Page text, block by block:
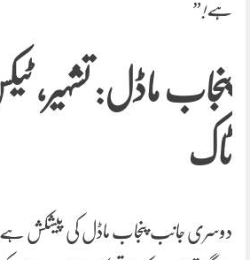
ہے!”
پنجاب ماڈل: تشہیر،
ٹاک
دوسری جانب پنجاب ماڈل کی پیشکش